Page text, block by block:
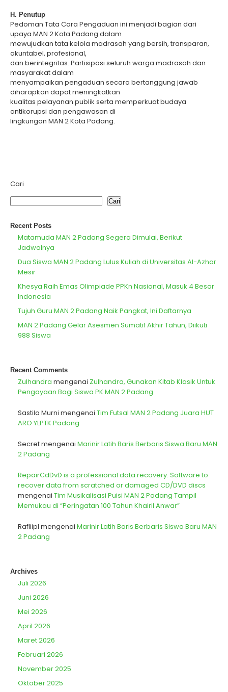
H. Penutup
Pedoman Tata Cara Pengaduan ini menjadi bagian dari
upaya MAN 2 Kota Padang dalam
mewujudkan tata kelola madrasah yang bersih, transparan,
akuntabel, profesional,
dan berintegritas. Partisipasi seluruh warga madrasah dan
masyarakat dalam
menyampaikan pengaduan secara bertanggung jawab
diharapkan dapat meningkatkan
kualitas pelayanan publik serta memperkuat budaya
antikorupsi dan pengawasan di
lingkungan MAN 2 Kota Padang.
Cari
Cari
Recent Posts
Matamuda MAN 2 Padang Segera Dimulai, Berikut
Jadwalnya
Dua Siswa MAN 2 Padang Lulus Kuliah di Universitas Al-Azhar
Mesir
Khesya Raih Emas Olimpiade PPKn Nasional, Masuk 4 Besar
Indonesia
Tujuh Guru MAN 2 Padang Naik Pangkat, Ini Daftarnya
MAN 2 Padang Gelar Asesmen Sumatif Akhir Tahun, Diikuti
988 Siswa
Recent Comments
Zulhandra mengenai Zulhandra, Gunakan Kitab Klasik Untuk
Pengayaan Bagi Siswa PK MAN 2 Padang
Sastila Murni mengenai Tim Futsal MAN 2 Padang Juara HUT
ARO YLPTK Padang
Secretmengenai Marinir Latih Baris Berbaris Siswa Baru MAN
2 Padang
RepairCdDvD is a professional data recovery. Software to
recover data from scratched or damaged CD/DVD discs
mengenai Tim Musikalisasi Puisi MAN 2 Padang Tampil
Memukau di “Peringatan 100 Tahun Khairil Anwar”
Rafliipl mengenai Marinir Latih Baris Berbaris Siswa Baru MAN
2 Padang
Archives
Juli 2026
Juni 2026
Mei 2026
April 2026
Maret 2026
Februari 2026
November 2025
Oktober 2025